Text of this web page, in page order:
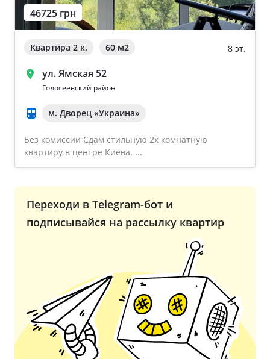
Ворзель
Борисполь
Буча
Дом 2000-2009 года
Новострой
Частный дом
Общая площадь квартиры
От 40
От 60
От 100
46725 грн
Квартира 2 к. 60 м2 8 эт.
ул. Ямская 52
Голосеевский район
м. Дворец «Украина»
Без комиссии Сдам стильную 2х комнатную
квартиру в центре Киева. ...
Переходи в Telegram-бот и
подписывайся на рассылку квартир